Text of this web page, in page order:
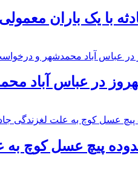
با یک باران معمولی
در عباس
پیچ عسل کوچ به